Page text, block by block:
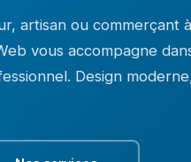
artisan ou commerçant
vous accompagne
Design